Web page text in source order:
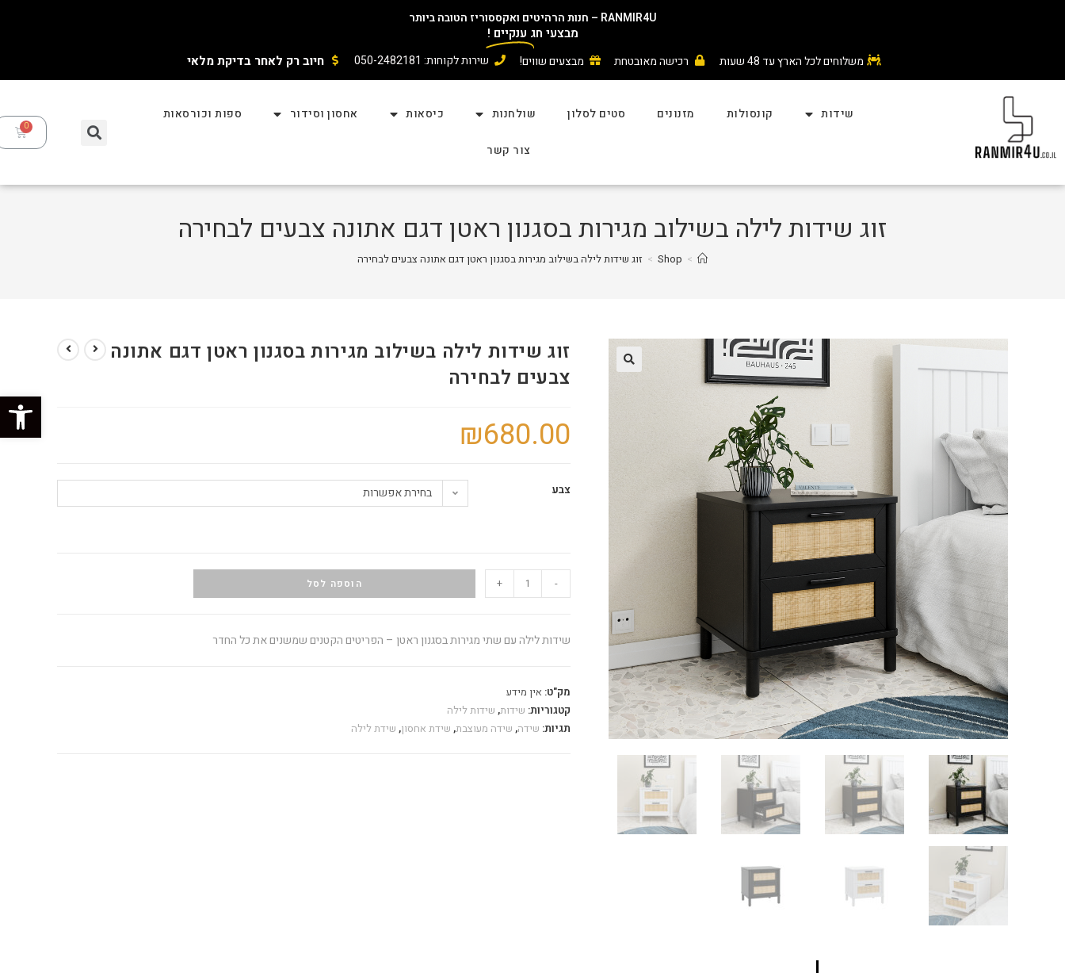
פתח סרגל נגישות
RANMIR4U – חנות הרהיטים ואקססוריז הטובה ביותר
מבצעי חג ענקיים !
משלוחים לכל הארץ עד 48 שעות רכישה מאובטחת מבצעים שווים! שירות לקוחות: 050-2482181 חיוב רק לאחר בדיקת מלאי ​
שידות קונסולות מזנונים סטים לסלון שולחנות כיסאות אחסון וסידור ספות וכורסאות
צור קשר
זוג שידות לילה בשילוב מגירות בסגנון ראטן דגם אתונה צבעים לבחירה
>
Shop
> זוג שידות לילה בשילוב מגירות בסגנון ראטן דגם אתונה צבעים לבחירה
זוג שידות לילה בשילוב מגירות בסגנון ראטן דגם אתונה
צבעים לבחירה
₪680.00
צבע בחירת אפשרות
-
+ הוספה לסל
שידות לילה עם שתי מגירות בסגנון ראטן – הפריטים הקטנים שמשנים את כל החדר
מק"ט: אין מידע
קטגוריות: שידות, שידות לילה
תגיות: שידה, שידה מעוצבת, שידת אחסון, שידת לילה